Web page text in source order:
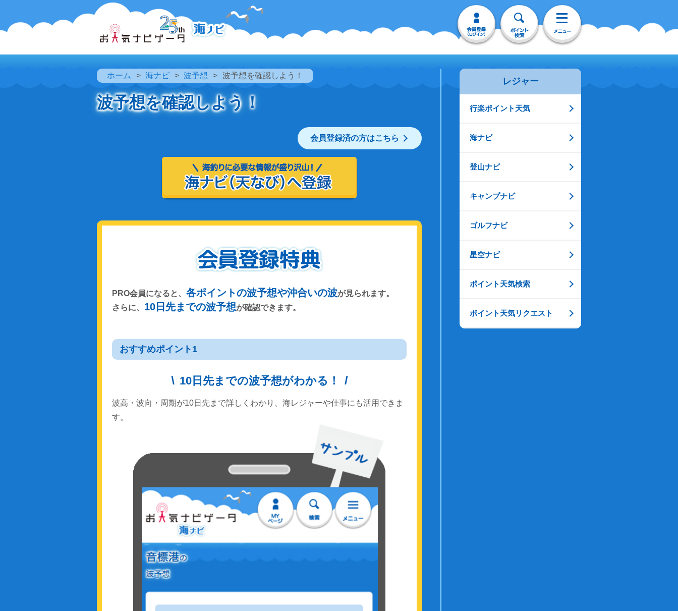
ホーム 海ナビ 波予想 波予想を確認しよう！
波予想を確認しよう！
会員登録済の方はこちら
PRO会員になると、 各ポイントの波予想や沖合いの波が見られます。
さらに、 10日先までの波予想が確認できます。
おすすめポイント1
10日先までの波予想がわかる！
波高・波向・周期が10日先まで詳しくわかり、海レジャーや仕事にも活用できま
す。
レジャー
行楽ポイント天気
海ナビ
登山ナビ
キャンプナビ
ゴルフナビ
星空ナビ
ポイント天気検索
ポイント天気リクエスト